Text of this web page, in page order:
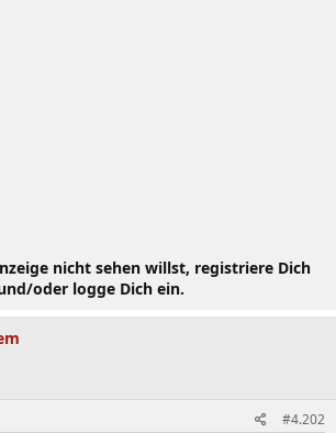
nicht sehen willst, registriere Dich
oder logge Dich ein.
#4.202